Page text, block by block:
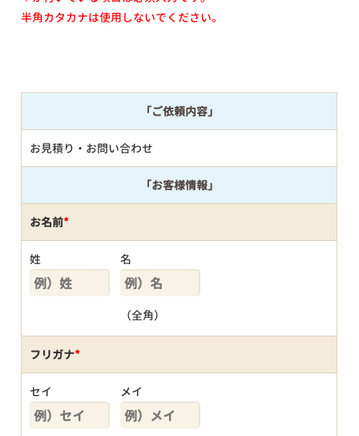
半角カタカナは使用しないでください。
「ご依頼内容」
お見積り・お問い合わせ
「お客様情報」
お名前*
姓 名
（全角）
フリガナ*
セイ メイ